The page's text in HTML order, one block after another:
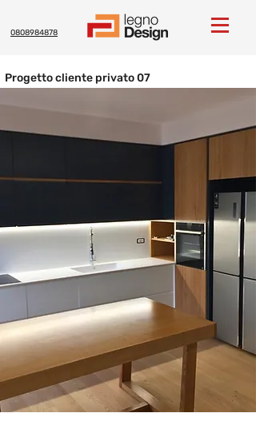
0808984878
Progetto cliente privato 07